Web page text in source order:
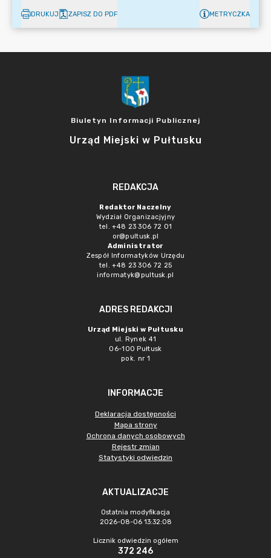
DRUKUJ ZAPISZ DO PDF METRYCZKA
Biuletyn Informacji Publicznej
Urząd Miejski w Pułtusku
REDAKCJA
Redaktor Naczelny
Wydział Organizacjyjny
tel. +48 23 306 72 01
or@pultusk.pl
Administrator
Zespół Informatyków Urzędu
tel. +48 23 306 72 25
informatyk@pultusk.pl
ADRES REDAKCJI
Urząd Miejski w Pułtusku
ul. Rynek 41
06-100 Pułtusk
pok. nr 1
INFORMACJE
Deklaracja dostępności
Mapa strony
Ochrona danych osobowych
Rejestr zmian
Statystyki odwiedzin
AKTUALIZACJE
Ostatnia modyfikacja
2026-08-06 13:32:08
Licznik odwiedzin ogółem
372 246